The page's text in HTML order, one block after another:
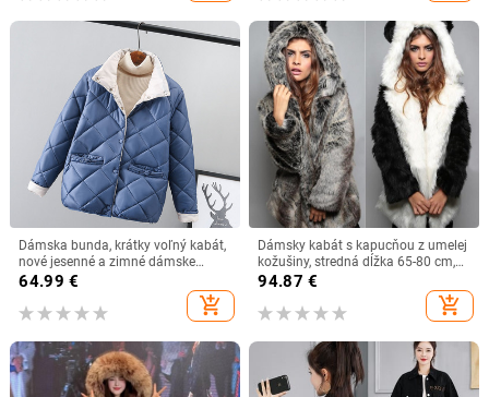
Dámska bunda, krátky voľný kabát,
nové jesenné a zimné dámske
vrchné oblečenie, ležérne ľahké
64.99 €
add_shopping_cart
Dámsky kabát s kapucňou z umelej
kožušiny, stredná dĺžka 65-80 cm,
bez opasku, mestský štýl
94.87 €
add_shopping_cart